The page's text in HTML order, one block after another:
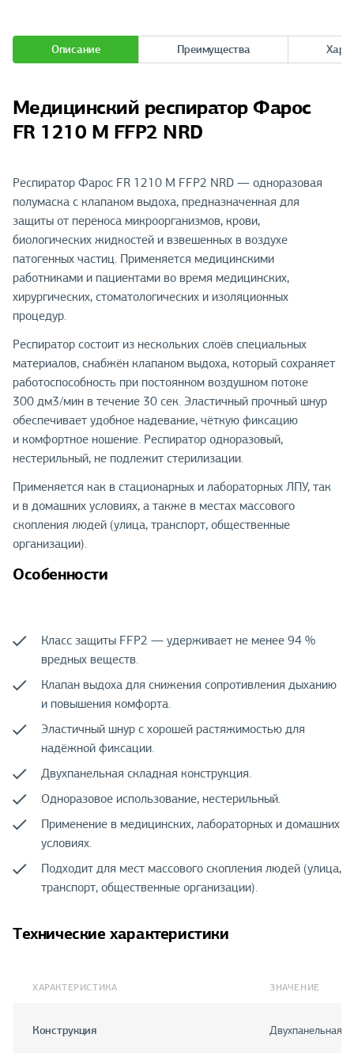
Описание Преимущества
Медицинский респиратор Фарос
FR 1210 М FFP2 NRD
Респиратор Фарос FR 1210 М FFP2 NRD — одноразовая
полумаска с клапаном выдоха, предназначенная для
защиты от переноса микроорганизмов, крови,
биологических жидкостей и взвешенных в воздухе
патогенных частиц. Применяется медицинскими
работниками и пациентами во время медицинских,
хирургических, стоматологических и изоляционных
процедур.
Респиратор состоит из нескольких слоёв специальных
материалов, снабжён клапаном выдоха, который сохраняет
работоспособность при постоянном воздушном потоке
300 дм3/мин в течение 30 сек. Эластичный прочный шнур
обеспечивает удобное надевание, чёткую фиксацию
и комфортное ношение. Респиратор одноразовый,
нестерильный, не подлежит стерилизации.
Применяется как в стационарных и лабораторных ЛПУ, так
и в домашних условиях, а также в местах массового
скопления людей (улица, транспорт, общественные
организации).
Особенности
Класс защиты FFP2 — удерживает не менее 94 %
вредных веществ.
Клапан выдоха для снижения сопротивления дыханию
и повышения комфорта.
Эластичный шнур с хорошей растяжимостью для
надёжной фиксации.
Двухпанельная складная конструкция.
Одноразовое использование, нестерильный.
Применение в медицинских, лабораторных и домашних
условиях.
Подходит для мест массового скопления людей (улица,
транспорт, общественные организации).
Технические характеристики
ХАРАКТЕРИСТИКА ЗНАЧЕНИЕ
Конструкция Двухпанельная